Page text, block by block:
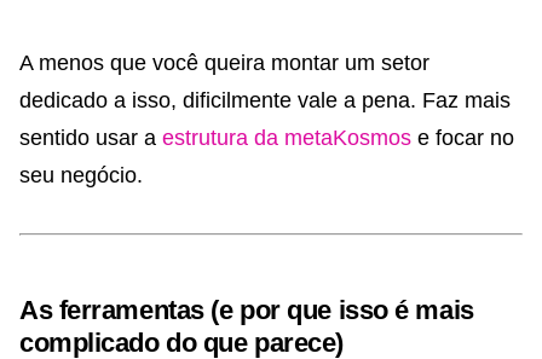
A menos que você queira montar um setor
dedicado a isso, dificilmente vale a pena. Faz mais
sentido usar a estrutura da metaKosmos e focar no
seu negócio.
As ferramentas (e por que isso é mais
complicado do que parece)